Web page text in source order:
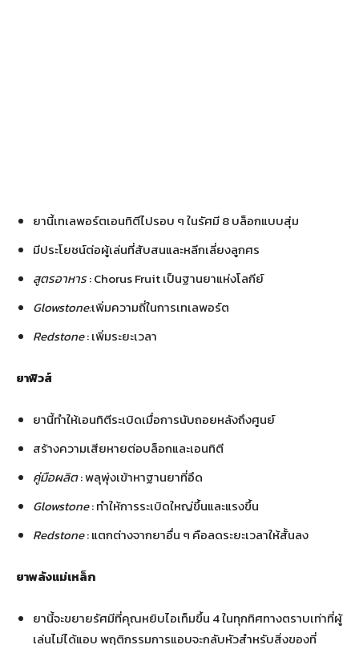
ยานี้เทเลพอร์ตเอนทิตีไปรอบ ๆ ในรัศมี 8 บล็อกแบบสุ่ม
มีประโยชน์ต่อผู้เล่นที่สับสนและหลีกเลี่ยงลูกศร
สูตรอาหาร: Chorus Fruit เป็นฐานยาแห่งโลกีย์
Glowstone:เพิ่มความถี่ในการเทเลพอร์ต
Redstone: เพิ่มระยะเวลา
ยาฟิวส์
ยานี้ทำให้เอนทิตีระเบิดเมื่อการนับถอยหลังถึงศูนย์
สร้างความเสียหายต่อบล็อกและเอนทิตี
คู่มือผลิต: พลุพุ่งเข้าหาฐานยาที่อึด
Glowstone: ทำให้การระเบิดใหญ่ขึ้นและแรงขึ้น
Redstone: แตกต่างจากยาอื่น ๆ คือลดระยะเวลาให้สั้นลง
ยาพลังแม่เหล็ก
ยานี้จะขยายรัศมีที่คุณหยิบไอเท็มขึ้น 4 ในทุกทิศทางตราบเท่าที่ผู้
เล่นไม่ได้แอบ พฤติกรรมการแอบจะกลับหัวสำหรับสิ่งของที่